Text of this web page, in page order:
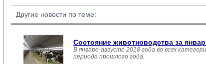
Другие новости по теме:
Состояние животноводства за
В январе-августе 2018 года во всех
периода прошлого года.